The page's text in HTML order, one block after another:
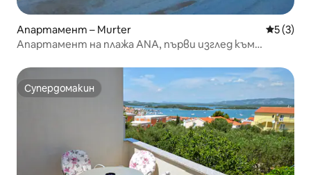
Апартамент – Murter Средна
5 (3)
Апартамент на плажа ANA, първи изглед към
Супердомакин
Супердомакин